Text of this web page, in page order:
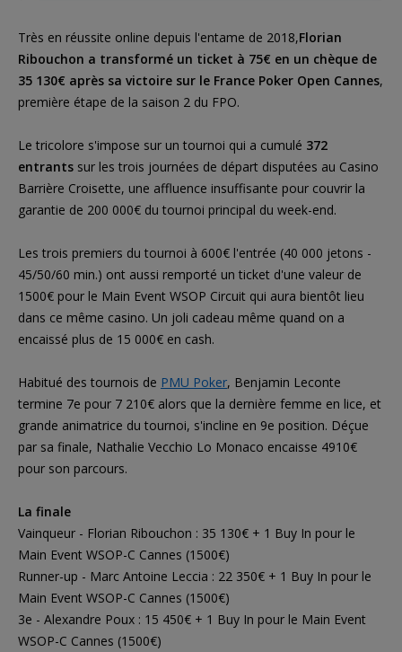
Très en réussite online depuis l'entame de 2018,Florian
Ribouchon a transformé un ticket à 75€ en un chèque de
35 130€ après sa victoire sur le France Poker Open Cannes,
première étape de la saison 2 du FPO.
Le tricolore s'impose sur un tournoi qui a cumulé 372
entrants sur les trois journées de départ disputées au Casino
Barrière Croisette, une affluence insuffisante pour couvrir la
garantie de 200 000€ du tournoi principal du week-end.
Les trois premiers du tournoi à 600€ l'entrée (40 000 jetons -
45/50/60 min.) ont aussi remporté un ticket d'une valeur de
1500€ pour le Main Event WSOP Circuit qui aura bientôt lieu
dans ce même casino. Un joli cadeau même quand on a
encaissé plus de 15 000€ en cash.
Habitué des tournois de PMU Poker, Benjamin Leconte
termine 7e pour 7 210€ alors que la dernière femme en lice, et
grande animatrice du tournoi, s'incline en 9e position. Déçue
par sa finale, Nathalie Vecchio Lo Monaco encaisse 4910€
pour son parcours.
La finale
Vainqueur - Florian Ribouchon : 35 130€ + 1 Buy In pour le
Main Event WSOP-C Cannes (1500€)
Runner-up - Marc Antoine Leccia : 22 350€ + 1 Buy In pour le
Main Event WSOP-C Cannes (1500€)
3e - Alexandre Poux : 15 450€ + 1 Buy In pour le Main Event
WSOP-C Cannes (1500€)